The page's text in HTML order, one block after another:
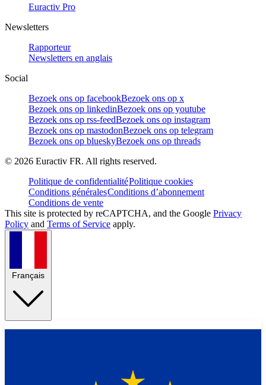
Euractiv Pro
Newsletters
Rapporteur
Newsletters en anglais
Social
Bezoek ons op facebookBezoek ons op x
Bezoek ons op linkedinBezoek ons op youtube
Bezoek ons op rss-feedBezoek ons op instagram
Bezoek ons op mastodonBezoek ons op telegram
Bezoek ons op blueskyBezoek ons op threads
© 2026 Euractiv FR. All rights reserved.
Politique de confidentialitéPolitique cookies
Conditions généralesConditions d’abonnement
Conditions de vente
This site is protected by reCAPTCHA, and the Google Privacy
Policy and Terms of Service apply.
Français